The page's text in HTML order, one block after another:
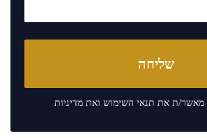
מאשר/ת את תנאי השימוש ואת מדיניות